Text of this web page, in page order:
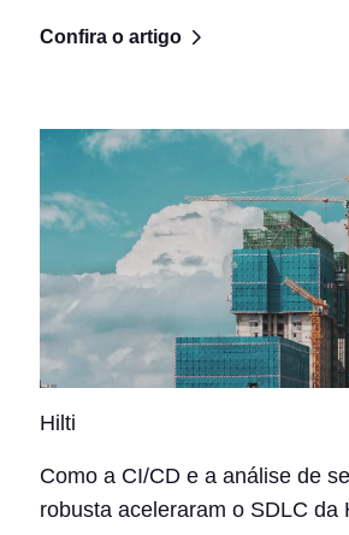
Confira o artigo
Hilti
Como a CI/CD e a análise de
robusta aceleraram o SDLC da